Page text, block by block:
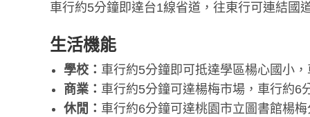
車行約5分鐘即達台1線省道，往東行可連結國
生活機能
學校： 車行約5分鐘即可抵達學區楊心國小
商業： 車行約5分鐘可達楊梅市場，車行約6
休閒： 車行約6分鐘可達桃園市立圖書館楊